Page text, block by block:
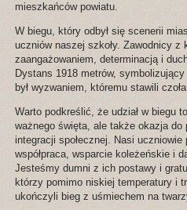
mieszkańców powiatu.
W biegu, który odbył się scenerii
uczniów naszej szkoły. Zawodnicy
zaangażowaniem, determinacją i
Dystans 1918 metrów,
był wyzwaniem, któremu stawili
Warto podkreślić, że udział w biegu
ważnego święta, ale także okazja
integracji społecznej. Nasi
współpraca, wsparcie koleżeńskie i
Jesteśmy dumni z ich postawy i
którzy pomimo niskiej temperatury i
ukończyli bieg z uśmiechem na